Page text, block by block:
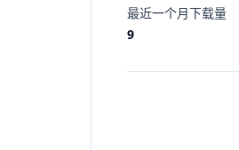
最近一个月下载量
9